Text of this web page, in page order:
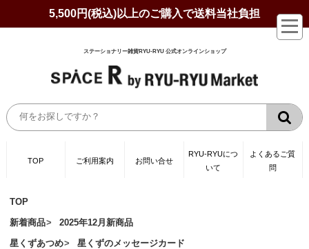
5,500円(税込)以上のご購入で送料当社負担
ステーショナリー雑貨RYU-RYU 公式オンラインショップ
TOP ご利用案内 お問い合せ
RYU-RYUにつ
いて
よくあるご質
問
TOP
新着商品
2025年12月新商品
星くずあつめ
星くずのメッセージカード